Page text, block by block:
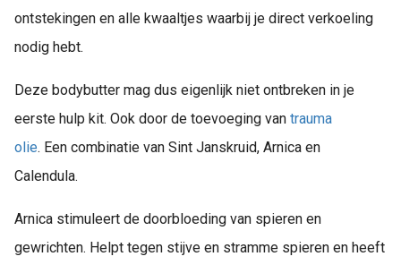
ontstekingen en alle kwaaltjes waarbij je direct verkoeling
nodig hebt.
Deze bodybutter mag dus eigenlijk niet ontbreken in je
eerste hulp kit. Ook door de toevoeging van trauma
olie. Een combinatie van Sint Janskruid, Arnica en
Calendula.
Arnica stimuleert de doorbloeding van spieren en
gewrichten. Helpt tegen stijve en stramme spieren en heeft